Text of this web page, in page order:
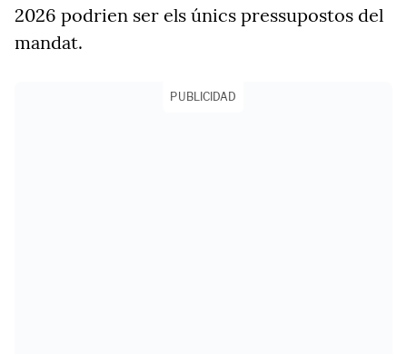
2026 podrien ser els únics pressupostos del
mandat.
PUBLICIDAD